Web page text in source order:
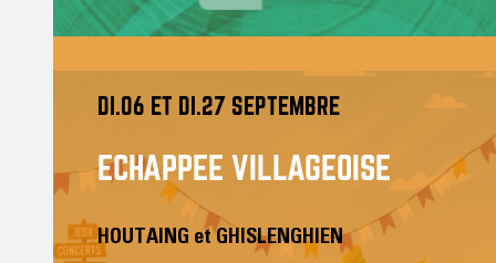
DI.06 ET DI.27 SEPTEMBRE
ECHAPPÉE VILLAGEOISE
HOUTAING et GHISLENGHIEN